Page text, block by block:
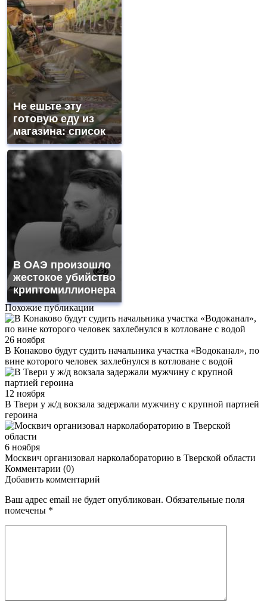
Не ешьте эту
готовую еду из
магазина: список
В ОАЭ произошло
жестокое убийство
криптомиллионера
Похожие публикации
26 ноября
В Конаково будут судить начальника участка «Водоканал», по
вине которого человек захлебнулся в котловане с водой
12 ноября
В Твери у ж/д вокзала задержали мужчину с крупной партией
героина
6 ноября
Москвич организовал нарколабораторию в Тверской области
Комментарии (0)
Добавить комментарий
Ваш адрес email не будет опубликован. Обязательные поля
помечены *